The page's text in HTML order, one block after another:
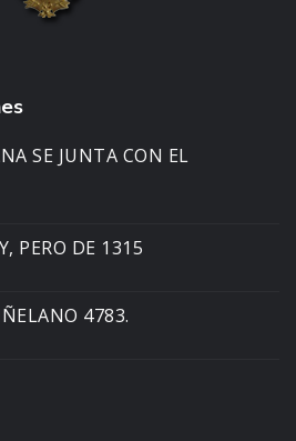
SE JUNTA CON EL
PERO DE 1315
4783.